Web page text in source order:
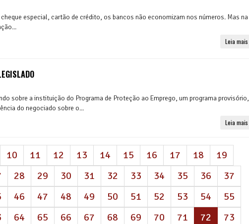
especial, cartão de crédito, os bancos não economizam nos números. Mas na
Leia mais
sobre a instituição do Programa de Proteção ao Emprego, um programa provisório,
do negociado sobre o...
Leia mais
10 11 12 13 14 15 16 17 18
19
28 29 30 31 32 33 34 35 36
37
46 47 48 49 50 51 52 53 54
55
64 65 66 67 68 69 70 71 72 (atual)
73